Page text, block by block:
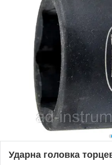
Ударна головка